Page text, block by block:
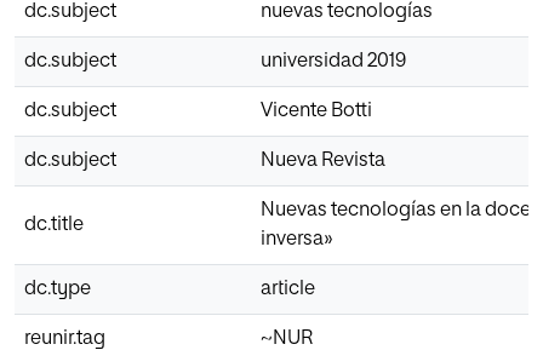
dc.subject nuevas tecnologías
dc.subject universidad 2019
dc.subject Vicente Botti
dc.subject Nueva Revista
dc.title
Nuevas tecnologías en la
inversa»
dc.type article
reunir.tag ~NUR